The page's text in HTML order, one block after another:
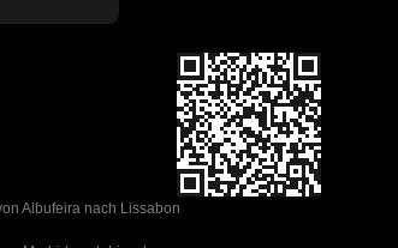
Albufeira nach Lissabon